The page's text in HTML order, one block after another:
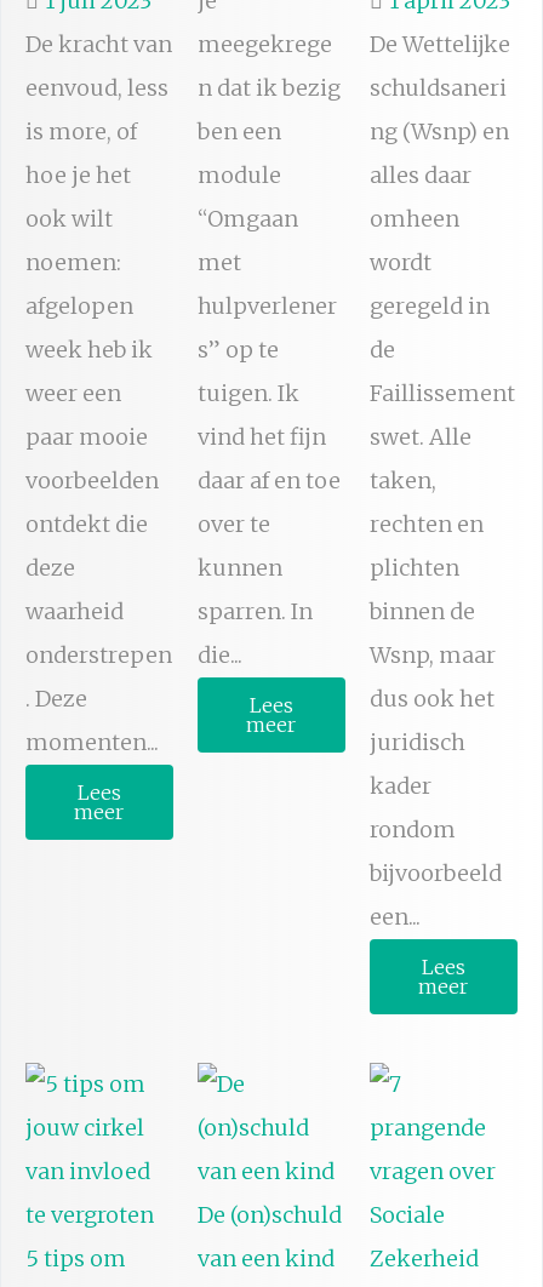
De kracht van
eenvoud, less
is more, of
hoe je het
ook wilt
noemen:
afgelopen
week heb ik
weer een
paar mooie
voorbeelden
ontdekt die
deze
waarheid
onderstrepen
. Deze
momenten...
Lees
meer
meegekrege
n dat ik bezig
ben een
module
“Omgaan
met
hulpverlener
s” op te
tuigen. Ik
vind het fijn
daar af en toe
over te
kunnen
sparren. In
die...
Lees
meer
De Wettelijke
schuldsaneri
ng (Wsnp) en
alles daar
omheen
wordt
geregeld in
de
Faillissement
swet. Alle
taken,
rechten en
plichten
binnen de
Wsnp, maar
dus ook het
juridisch
kader
rondom
bijvoorbeeld
een...
Lees
meer
5 tips om
De (on)schuld
van een kind